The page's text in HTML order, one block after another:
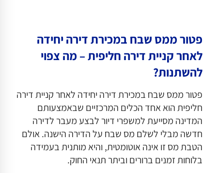
פטור ממס שבח במכירת דירה יחידה
לאחר קניית דירה חליפית – מה צפוי
להשתנות?
פטור ממס שבח במכירת דירה יחידה לאחר קניית דירה
חליפית הוא אחד הכלים המרכזיים שבאמצעותם
המדינה מסייעת למשפרי דיור לבצע מעבר לדירה
חדשה מבלי לשלם מס שבח על הדירה הישנה. אולם
הטבת מס זו אינה אוטומטית, והיא מותנית בעמידה
בלוחות זמנים ברורים וביתר תנאי החוק.